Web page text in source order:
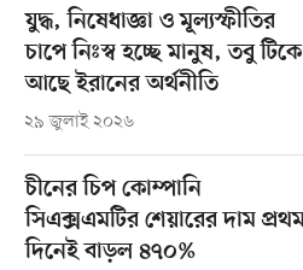
যুদ্ধ, নিষেধাজ্ঞা ও মূল্যস্ফীতির
চাপে নিঃস্ব হচ্ছে মানুষ, তবু টিকে
আছে ইরানের অর্থনীতি
২৯ জুলাই ২০২৬
চীনের চিপ কোম্পানি
সিএক্সএমটির শেয়ারের দাম
দিনেই বাড়ল ৪৭০%